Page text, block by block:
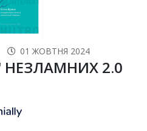
01 ЖОВТНЯ 2024
2.0